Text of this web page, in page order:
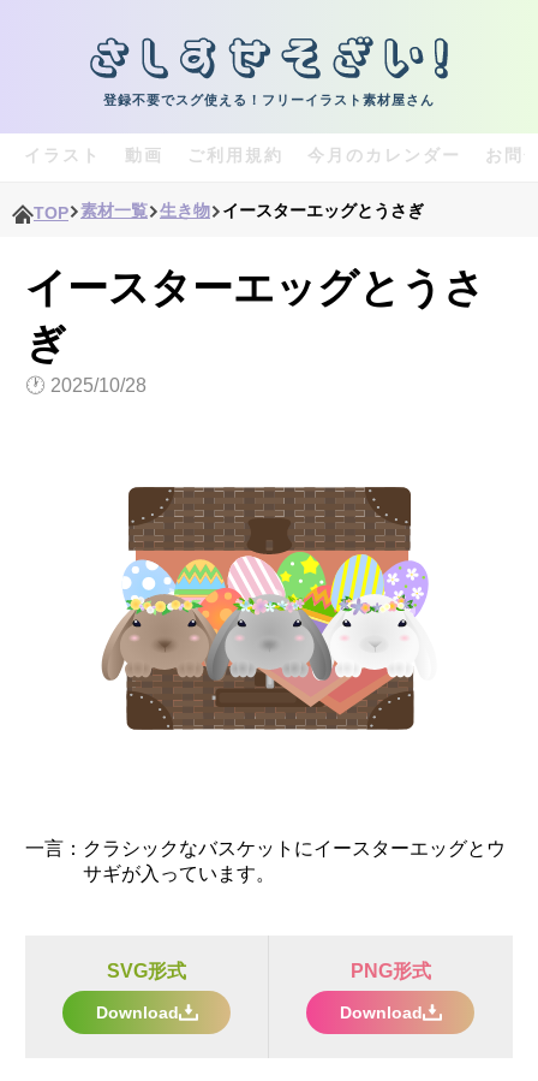
登録不要でスグ使える！フリーイラスト素材屋さん
イラスト 動画 ご利用規約 今月のカレンダー お問
TOP 素材一覧 生き物 イースターエッグとうさぎ
イースターエッグとうさ
ぎ
🕐 2025/10/28
一言： クラシックなバスケットにイースターエッグとウ
サギが入っています。
SVG形式
Download
PNG形式
Download